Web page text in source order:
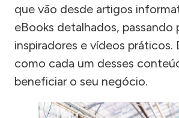
que vão desde artigos
eBooks detalhados, passando
inspiradores e vídeos práticos.
como cada um desses
beneficiar o seu negócio.